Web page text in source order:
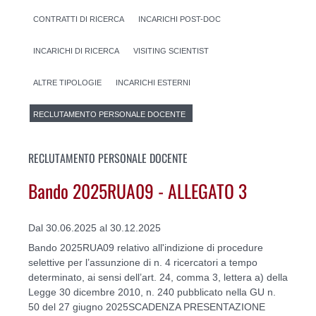
CONTRATTI DI RICERCA INCARICHI POST-DOC
INCARICHI DI RICERCA VISITING SCIENTIST
ALTRE TIPOLOGIE INCARICHI ESTERNI
RECLUTAMENTO PERSONALE DOCENTE
RECLUTAMENTO PERSONALE DOCENTE
Bando 2025RUA09 - ALLEGATO 3
Dal 30.06.2025 al 30.12.2025
Bando 2025RUA09 relativo all'indizione di procedure
selettive per l’assunzione di n. 4 ricercatori a tempo
determinato, ai sensi dell’art. 24, comma 3, lettera a) della
Legge 30 dicembre 2010, n. 240 pubblicato nella GU n.
50 del 27 giugno 2025SCADENZA PRESENTAZIONE